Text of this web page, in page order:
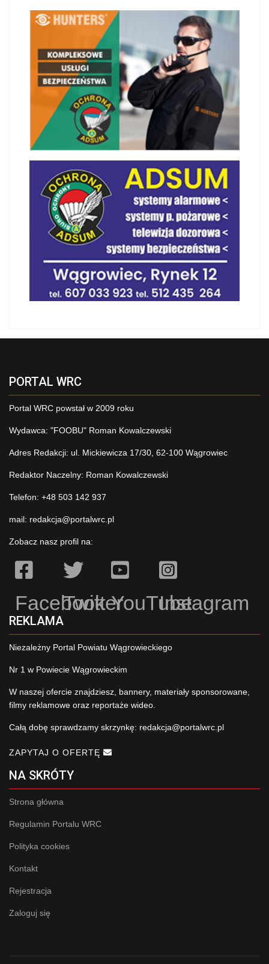
PORTAL WRC
Portal WRC powstał w 2009 roku
Wydawca: "FOOBU" Roman Kowalczewski
Adres Redakcji: ul. Mickiewicza 17/30, 62-100 Wągrowiec
Redaktor Naczelny: Roman Kowalczewski
Telefon: +48 503 142 937
mail: redakcja@portalwrc.pl
Zobacz nasz profil na:
Facebook
TwitterYouTubeInstagram
REKLAMA
Niezależny Portal Powiatu Wągrowieckiego
Nr 1 w Powiecie Wągrowieckim
W naszej ofercie znajdziesz, bannery, materiały sponsorowane,
filmy reklamowe oraz reportaże wideo.
Całą dobę sprawdzamy skrzynkę: redakcja@portalwrc.pl
ZAPYTAJ O OFERTĘ
NA SKRÓTY
Strona główna
Regulamin Portalu WRC
Polityka cookies
Kontakt
Rejestracja
Zaloguj się